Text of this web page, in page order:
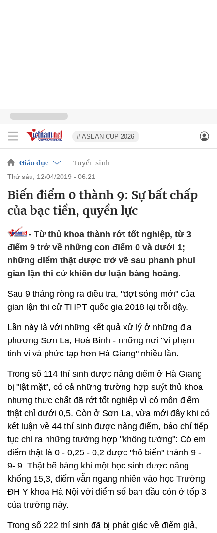
# ASEAN CUP 2026
Giáo dục Tuyển sinh
thứ sáu, 12/04/2019 - 06:21
Biến điểm 0 thành 9: Sự bất chấp
của bạc tiền, quyền lực
- Từ thủ khoa thành rớt tốt nghiệp, từ 3
điểm 9 trở về những con điểm 0 và dưới 1;
những điểm thật được trở về sau phanh phui
gian lận thi cử khiến dư luận bàng hoàng.
Sau 9 tháng ròng rã điều tra, "đợt sóng mới" của
gian lận thi cử THPT quốc gia 2018 lại trỗi dậy.
Lần này là với những kết quả xử lý ở những địa
phương Sơn La, Hoà Bình - những nơi "vi phạm
tinh vi và phức tạp hơn Hà Giang" nhiều lần.
Trong số 114 thí sinh được nâng điểm ở Hà Giang
bị "lật mặt", có cả những trường hợp suýt thủ khoa
nhưng thực chất đã rớt tốt nghiệp vì có môn điểm
thật chỉ dưới 0,5. Còn ở Sơn La, vừa mới đây khi có
kết luận về 44 thí sinh được nâng điểm, báo chí tiếp
tục chỉ ra những trường hợp "không tưởng": Có em
điểm thật là 0 - 0,25 - 0,2 được "hô biến" thành 9 -
9- 9. Thật bẽ bàng khi một học sinh được nâng
khống 15,3, điểm vẫn ngang nhiên vào học Trường
ĐH Y khoa Hà Nội với điểm số ban đầu còn ở tốp 3
của trường này.
Trong số 222 thí sinh đã bị phát giác về điểm giả,